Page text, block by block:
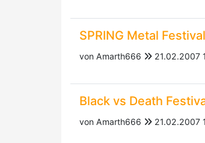
SPRING Metal
von Amarth666 21.02.2007
Black vs Death
von Amarth666 21.02.2007